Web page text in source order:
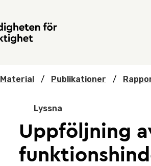
Material / Publikationer /
Lyssna
Uppföljning